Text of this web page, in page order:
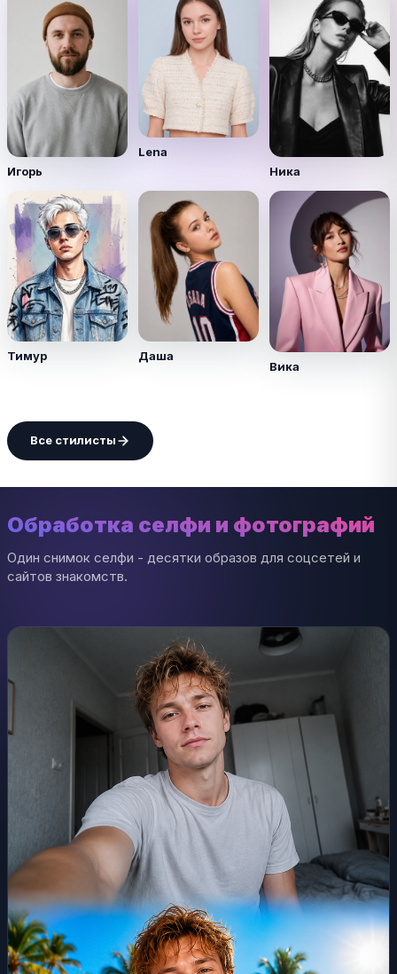
Игорь
Lena
Ника
Тимур Даша
Вика
Все стилисты
Обработка селфи и фотографий
Один снимок селфи - десятки образов для соцсетей и
сайтов знакомств.